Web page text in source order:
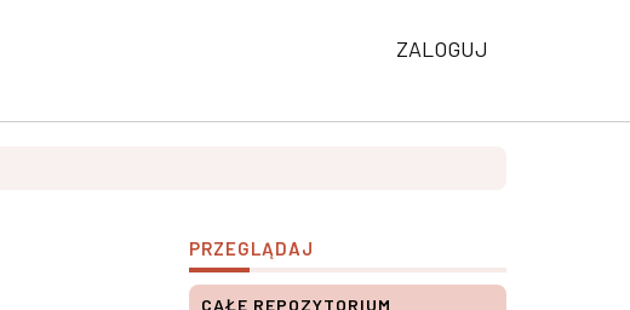
ZALOGUJ
PRZEGLĄDAJ
CAŁE REPOZYTORIUM